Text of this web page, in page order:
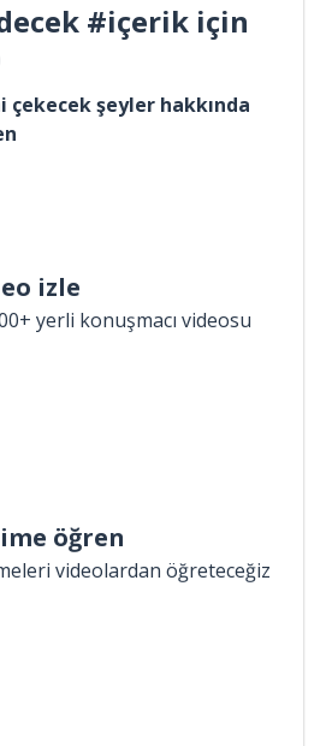
#içerik için
şeyler hakkında
izle
yerli konuşmacı videosu
öğren
videolardan öğreteceğiz